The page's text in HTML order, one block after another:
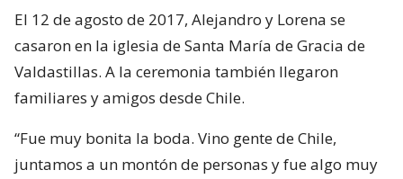
El 12 de agosto de 2017, Alejandro y Lorena se
casaron en la iglesia de Santa María de Gracia de
Valdastillas. A la ceremonia también llegaron
familiares y amigos desde Chile.
“Fue muy bonita la boda. Vino gente de Chile,
juntamos a un montón de personas y fue algo muy